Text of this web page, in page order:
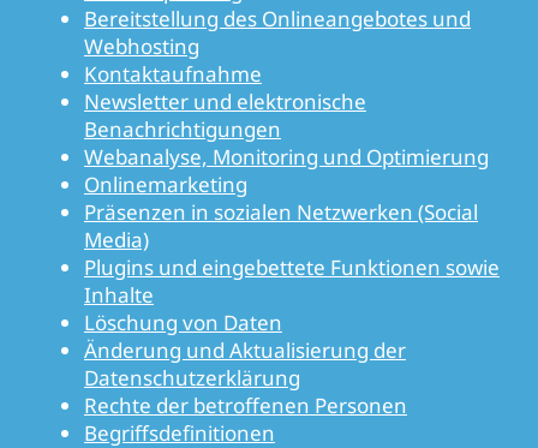
Bereitstellung des Onlineangebotes und
Webhosting
Kontaktaufnahme
Newsletter und elektronische
Benachrichtigungen
Webanalyse, Monitoring und Optimierung
Onlinemarketing
Präsenzen in sozialen Netzwerken (Social
Media)
Plugins und eingebettete Funktionen sowie
Inhalte
Löschung von Daten
Änderung und Aktualisierung der
Datenschutzerklärung
Rechte der betroffenen Personen
Begriffsdefinitionen